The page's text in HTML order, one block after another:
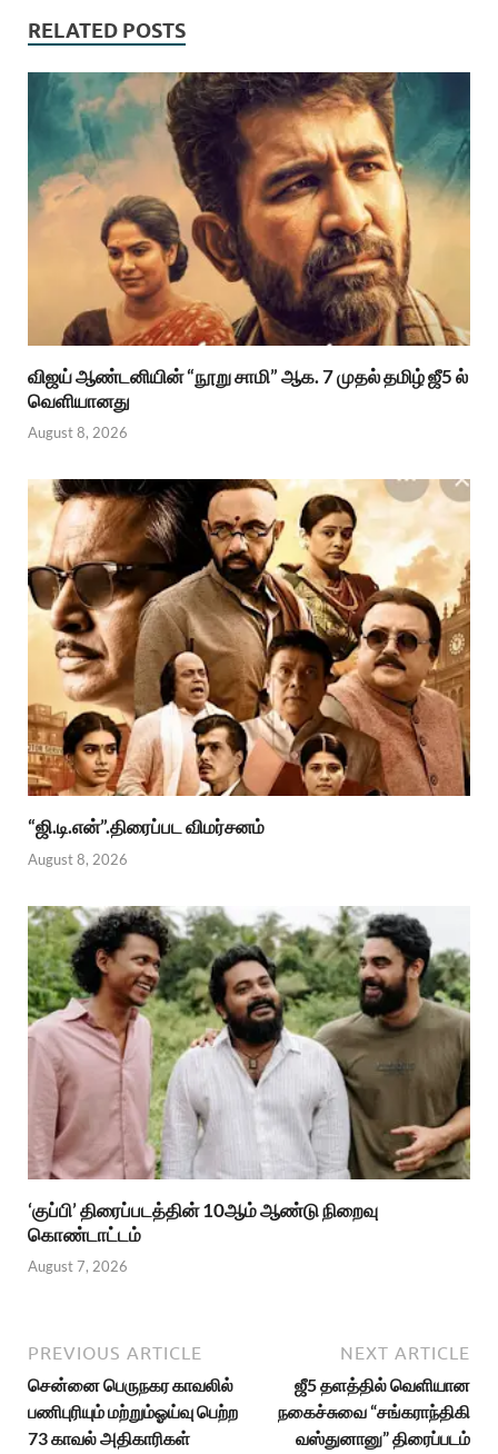
RELATED POSTS
விஜய் ஆண்டனியின் “நூறு சாமி” ஆக. 7 முதல் தமிழ் ஜீ5 ல்
வெளியானது
August 8, 2026
“ஜி.டி.என்”.திரைப்பட விமர்சனம்
August 8, 2026
‘குப்பி’ திரைப்படத்தின் 10ஆம் ஆண்டு நிறைவு
கொண்டாட்டம்
August 7, 2026
PREVIOUS ARTICLE
சென்னை பெருநகர காவலில்
பணிபுரியும் மற்றும்ஓய்வு பெற்ற
73 காவல் அதிகாரிகள்
NEXT ARTICLE
ஜீ5 தளத்தில் வெளியான
நகைச்சுவை “சங்கராந்திகி
வஸ்துனானு” திரைப்படம்